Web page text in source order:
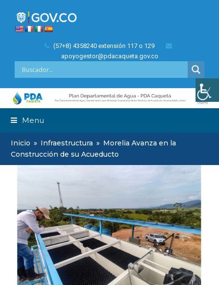
(57+8) 4358240 extensión 117 o 129
apoyogestor@pdacaqueta.gov.co
Menu
Inicio » Infraestructura » Morelia Avanza en la
Construcción de su Acueducto